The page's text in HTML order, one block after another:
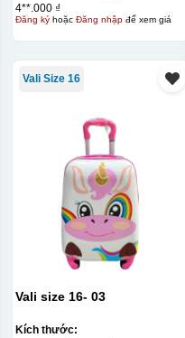
4**.000 ₫
Đăng kýhoặc Đăng nhậpđể xem giá
Vali Size 16
Vali size 16- 03
Kích thước: